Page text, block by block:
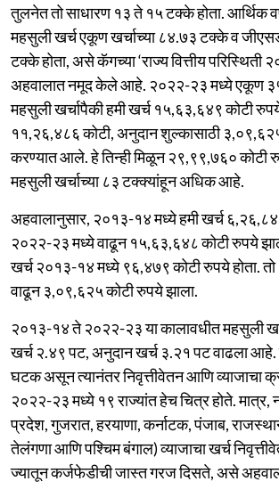
तुलनेत तो साधारण १३ ते १५ टक्के होता. आर्थिक
महसुली खर्च एकूण खर्चाच्या ८४.७३ टक्के व
टक्के होता, असे कॅगच्या ‘राज्य वित्तीय परिस्थिती
अहवालात नमूद केले आहे. २०२२-२३ मध्ये एकूण
महसुली खर्चापैकी हमी खर्च १५,६३,६४९ कोटी
११,२६,४८६ कोटी, अनुदान शुल्कासाठी
करण्यात आले. हे तिन्ही मिळून २९,९९,७६०
महसुली खर्चाच्या ८३ टक्क्यांहून अधिक आहे.
अहवालानुसार, २०१३-१४ मध्ये हमी खर्च
२०२२-२३ मध्ये वाढून १५,६३,६४८ कोटी रुपये
खर्च २०१३-१४ मध्ये ९६,४७९ कोटी रुपये होता.
वाढून ३,०९,६२५ कोटी रुपये झाला.
२०१३-१४ ते २०२२-२३ या कालावधीत महसुली
खर्च २.४९ पट, अनुदान खर्च ३.२१ पट वाढला आहे.
घटक असून त्यानंतर निवृत्तीवेतन आणि व्याजाचा
२०२२-२३ मध्ये १९ राज्यांत हेच चित्र होते.
प्रदेश, गुजरात, हरयाणा, कर्नाटक, पंजाब,
तेलंगणा आणि पश्चिम बंगाल) व्याजाचा खर्च
ज्यातून कर्जफेडीची जास्त गरज दिसते, असे